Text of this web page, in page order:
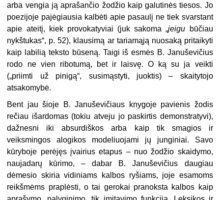
arba vengia ją aprašančio žodžio kaip galutinės tiesos. Jo
poezijoje pajėgiausia kalbėti apie pasaulį ne tiek svarstant
apie ateitį, kiek provokatyviai (juk sakoma „jeigu būčiau
nykštukas“, p. 52), klausimą ar tariamąją nuosaką pritaikyti
kaip labilią teksto būseną. Taigi iš esmės B. Januševičius
rodo ne vien ribotumą, bet ir laisvę. O ką su ja veikti
(„priimti už pinigą“, susimąstyti, juoktis) – skaitytojo
atsakomybė.
Bent jau šioje B. Januševičiaus knygoje pavienis žodis
rečiau išardomas (tokiu atveju jo paskirtis demonstratyvi),
dažnesni iki absurdiškos arba kaip tik smagios ir
veiksmingos alogikos modeliuojami jų junginiai. Savo
kūryboje perėjęs įvairius etapus – nuo žodžio skaidymo,
naujadarų kūrimo, – dabar B. Januševičius daugiau
dėmesio skiria vidiniams kalbos ryšiams, joje esamoms
reikšmėms praplėsti, o tai gerokai pranoksta kalbos kaip